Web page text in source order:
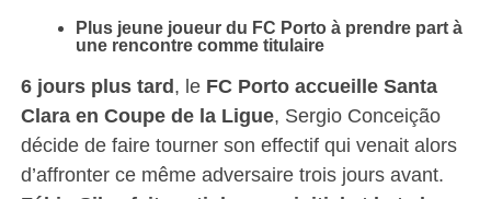
Plus jeune joueur du FC Porto à prendre part à
une rencontre comme titulaire
6 jours plus tard, le FC Porto accueille Santa
Clara en Coupe de la Ligue, Sergio Conceição
décide de faire tourner son effectif qui venait alors
d’affronter ce même adversaire trois jours avant.